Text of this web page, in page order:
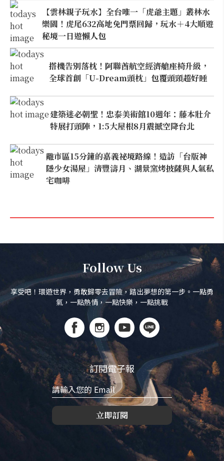
【雲林親子玩水】全台唯一「虎爺主題」叢林水
樂園！虎尾632高地免門票回歸，玩水＋4大順遊
秘境一日遊懶人包
搭機告別落枕！阿聯酋航空經濟艙座椅升級，
全球首創「U-Dream頭枕」包覆頭頸超好睡
建築迷必朝聖！忠泰美術館10週年：藤本壯介
特展打頭陣，1:5大屋根8月震撼空降台北
離市區15分鐘的嘉義祕境路線！造訪「台版神
隱少女湯屋」清豐濤月、湖景窯烤披薩與人氣私
宅咖啡
Follow Us
享受吧！環遊世界，勇敢歸零去冒險，踏出夢想的第一步。一點勇
氣，一點熱情，一點快樂，一點挑戰
訂閱電子報
立即訂閱